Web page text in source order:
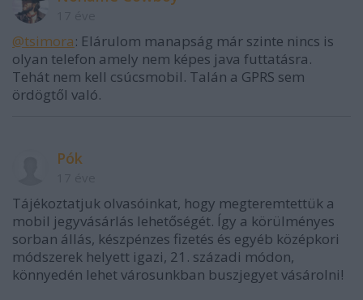
@tsimora: Elárulom manapság már szinte nincs is
olyan telefon amely nem képes java futtatásra.
Tehát nem kell csúcsmobil. Talán a GPRS sem
ördögtől való.
Pók
Tájékoztatjuk olvasóinkat, hogy megteremtettük a
mobil jegyvásárlás lehetőségét. Így a körülményes
sorban állás, készpénzes fizetés és egyéb középkori
módszerek helyett igazi, 21. századi módon,
könnyedén lehet városunkban buszjegyet vásárolni!